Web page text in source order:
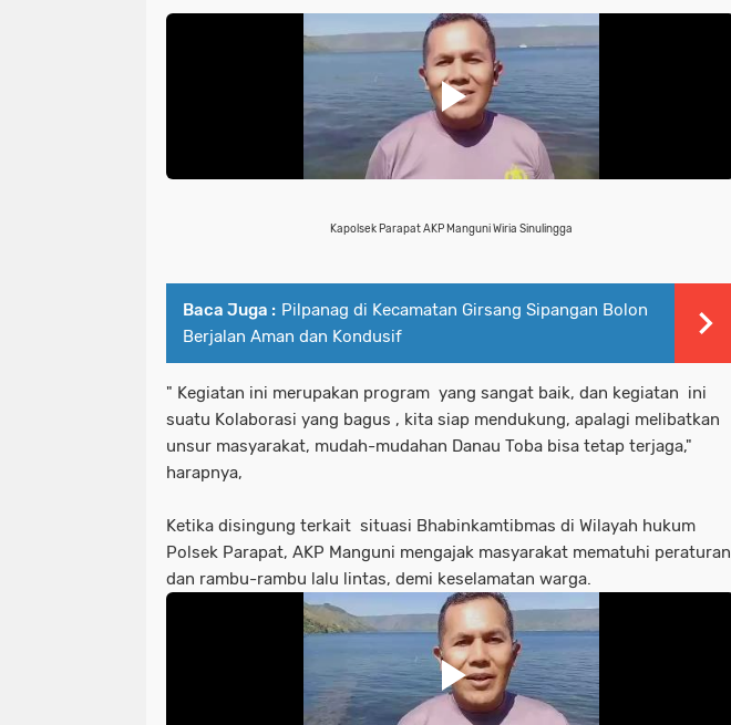
Kapolsek Parapat AKP Manguni Wiria Sinulingga
Baca Juga : Pilpanag di Kecamatan Girsang Sipangan Bolon
Berjalan Aman dan Kondusif
" Kegiatan ini merupakan program yang sangat baik, dan kegiatan ini
suatu Kolaborasi yang bagus , kita siap mendukung, apalagi melibatkan
unsur masyarakat, mudah-mudahan Danau Toba bisa tetap terjaga,"
harapnya,
Ketika disingung terkait situasi Bhabinkamtibmas di Wilayah hukum
Polsek Parapat, AKP Manguni mengajak masyarakat mematuhi peraturan
dan rambu-rambu lalu lintas, demi keselamatan warga.